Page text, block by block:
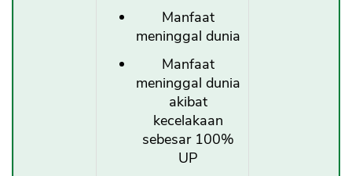
Manfaat
meninggal dunia
Manfaat
meninggal dunia
akibat
kecelakaan
sebesar 100%
UP